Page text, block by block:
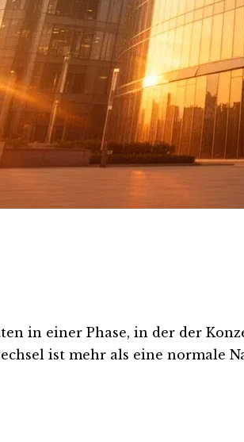
in einer Phase, in der der
ist mehr als eine normale